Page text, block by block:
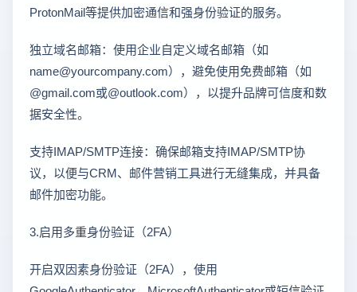
ProtonMail等提供加密通信和强身份验证的服务。
独立域名邮箱：使用企业自定义域名邮箱（如
name@yourcompany.com），避免使用免费邮箱（如
@gmail.com或@outlook.com），以提升品牌可信度和数
据安全性。
支持IMAP/SMTP连接：确保邮箱支持IMAP/SMTP协
议，以便与CRM、邮件营销工具进行无缝集成，并具备
邮件加密功能。
3.启用多重身份验证（2FA）
开启双因素身份验证（2FA），使用